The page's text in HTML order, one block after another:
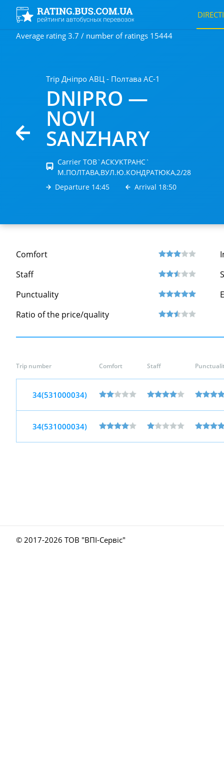
Average rating 3.7 / number of ratings 15444
Trip Дніпро АВЦ - Полтава АС-1
DNIPRO —
NOVI
SANZHARY
Carrier ТОВ`АСКУКТРАНС`
М.ПОЛТАВА,ВУЛ.Ю.КОНДРАТЮКА,2/28
Departure 14:45
Arrival 18:50
Comfort
Staff
Punctuality
Ratio of the price/quality
Trip number Comfort Staff
34(531000034)
34(531000034)
© 2017-2026 ТОВ "ВПІ-Сервіс"